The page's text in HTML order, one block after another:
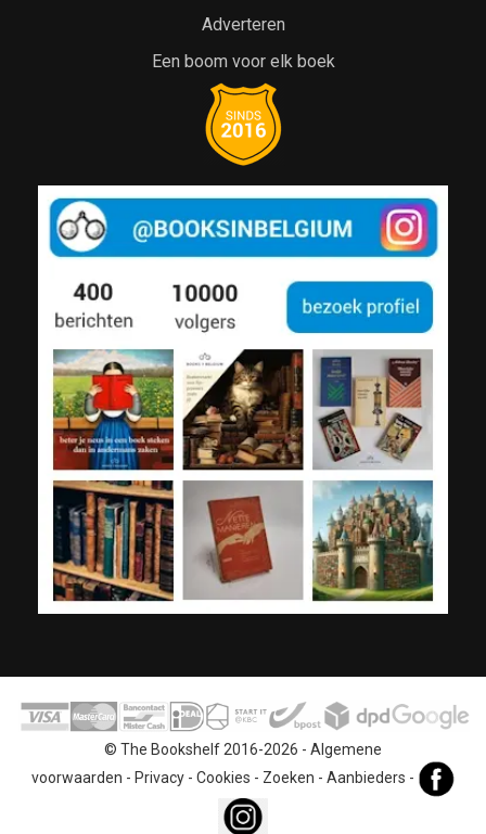
Adverteren
Een boom voor elk boek
© The Bookshelf 2016-2026 - Algemene
voorwaarden - Privacy- Cookies - Zoeken - Aanbieders -